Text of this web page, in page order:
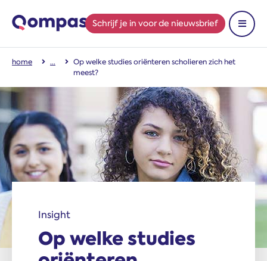
Schrijf je in voor de nieuwsbrief
Toon
home
Op welke studies oriënteren scholieren zich het
meest?
Insight
Op welke studies